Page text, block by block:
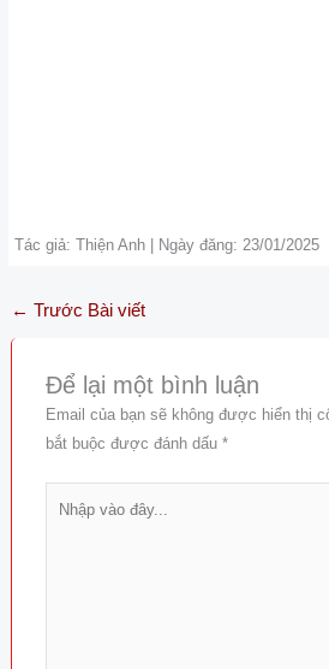
Tác giả: Thiện Anh | Ngày đăng: 23/01/2025
← Trước Bài viết
Để lại một bình luận
Email của bạn sẽ không được hiển thị
bắt buộc được đánh dấu *